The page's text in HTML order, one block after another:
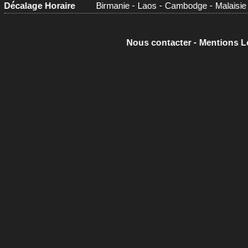
Décalage Horaire
Birmanie - Laos - Cambodge - Malaisie
Nous contacter- Mentions